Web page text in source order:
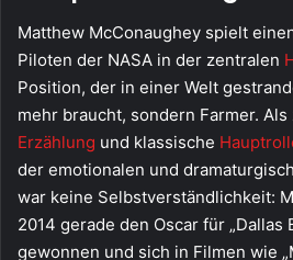
Matthew McConaughey spielt
Piloten der NASA in der zentralen
Position, der in einer Welt
mehr braucht, sondern Farmer. Als
Erzählung und klassische
der emotionalen und
war keine Selbstverständlichkeit:
2014 gerade den Oscar für „Dallas
gewonnen und sich in Filmen wie